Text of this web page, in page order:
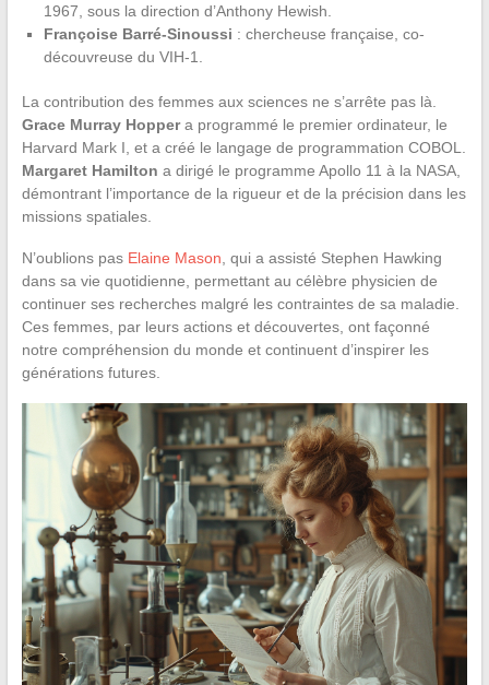
1967, sous la direction d’Anthony Hewish.
Françoise Barré-Sinoussi : chercheuse française, co-
découvreuse du VIH-1.
La contribution des femmes aux sciences ne s’arrête pas là.
Grace Murray Hoppera programmé le premier ordinateur, le
Harvard Mark I, et a créé le langage de programmation COBOL.
Margaret Hamilton a dirigé le programme Apollo 11 à la NASA,
démontrant l’importance de la rigueur et de la précision dans les
missions spatiales.
N’oublions pas Elaine Mason , qui a assisté Stephen Hawking
dans sa vie quotidienne, permettant au célèbre physicien de
continuer ses recherches malgré les contraintes de sa maladie.
Ces femmes, par leurs actions et découvertes, ont façonné
notre compréhension du monde et continuent d’inspirer les
générations futures.